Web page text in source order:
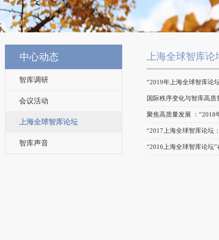
中心动态
智库调研
会议活动
上海全球智库论坛
智库声音
上海全球智库论
“2019年上海全球智库论
国际秩序变化与智库高
聚焦高质量发展 ：“2018
“2017上海全球智库论坛
“2016上海全球智库论坛